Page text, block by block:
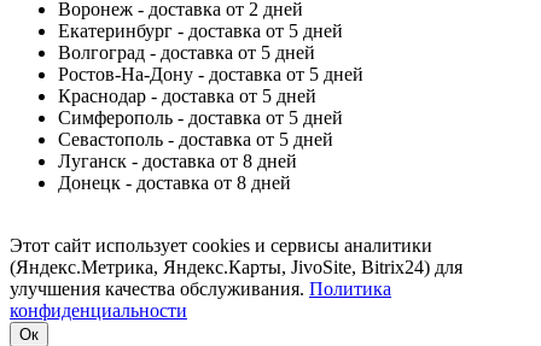
Воронеж - доставка от 2 дней
Екатеринбург - доставка от 5 дней
Волгоград - доставка от 5 дней
Ростов-На-Дону - доставка от 5 дней
Краснодар - доставка от 5 дней
Симферополь - доставка от 5 дней
Севастополь - доставка от 5 дней
Луганск - доставка от 8 дней
Донецк - доставка от 8 дней
Этот сайт использует cookies и сервисы аналитики
(Яндекс.Метрика, Яндекс.Карты, JivoSite, Bitrix24) для
улучшения качества обслуживания. Политика
конфиденциальности
Ок